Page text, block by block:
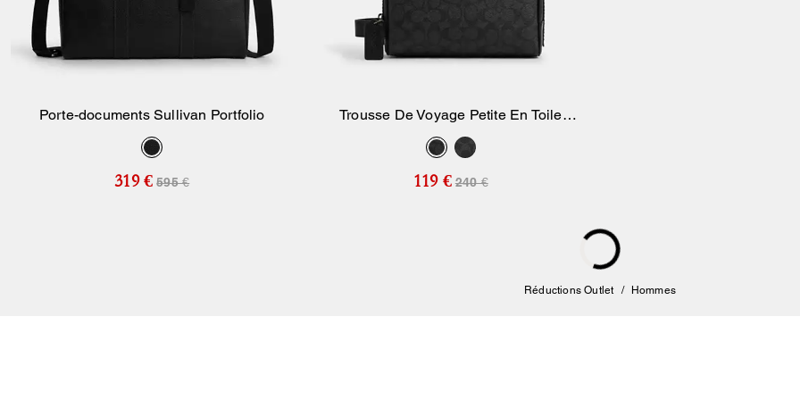
Porte-documents Sullivan Portfolio
319 € 595 €
Ajouter Au Panier
Trousse De Voyage Petite En Toile
Signature
119 € 240 €